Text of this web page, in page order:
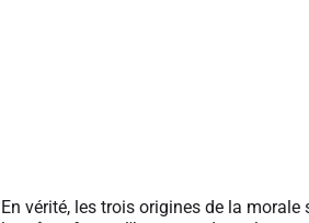
En vérité, les trois origines de la